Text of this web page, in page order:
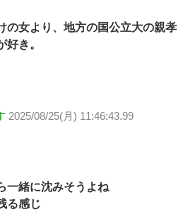
の女より、地方の国公立大の親孝
き。
2025/08/25(月) 11:46:43.99
一緒に沈みそうよね
る感じ